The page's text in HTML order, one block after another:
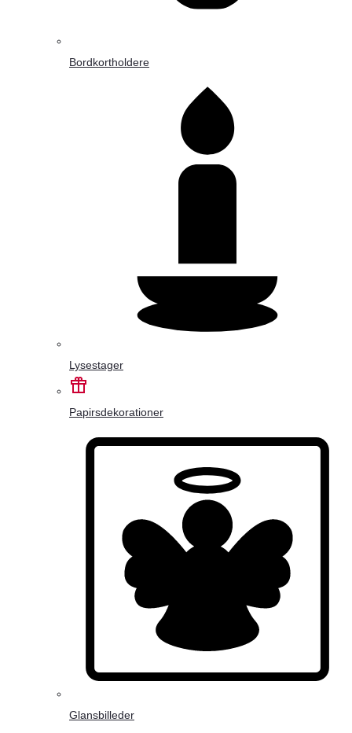
Bordkortholdere
Lysestager
Papirsdekorationer
Glansbilleder